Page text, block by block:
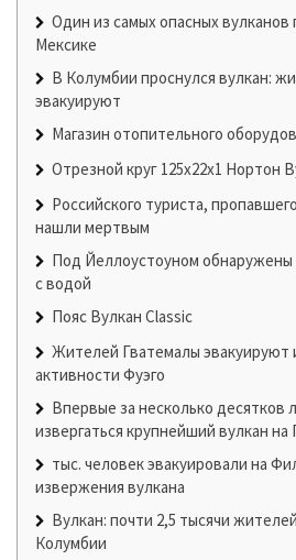
Один из самых опасных вулканов
Мексике
В Колумбии проснулся вулкан:
эвакуируют
Магазин отопительного
Отрезной круг 125х22х1 Нортон
Российского туриста,
нашли мертвым
Под Йеллоустоуном обнаружены
с водой
Пояс Вулкан Classic
Жителей Гватемалы эвакуируют
активности Фуэго
Впервые за несколько десятков
извергаться крупнейший вулкан на
тыс. человек эвакуировали на
извержения вулкана
Вулкан: почти 2,5 тысячи
Колумбии